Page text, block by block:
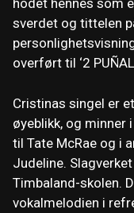
hodet hennes som
sverdet og tittelen
overført til ‘2
Cristinas singel er
øyeblikk, og minner
til Tate McRae og i
Judeline.
Timbaland-skolen.
vokalmelodien i